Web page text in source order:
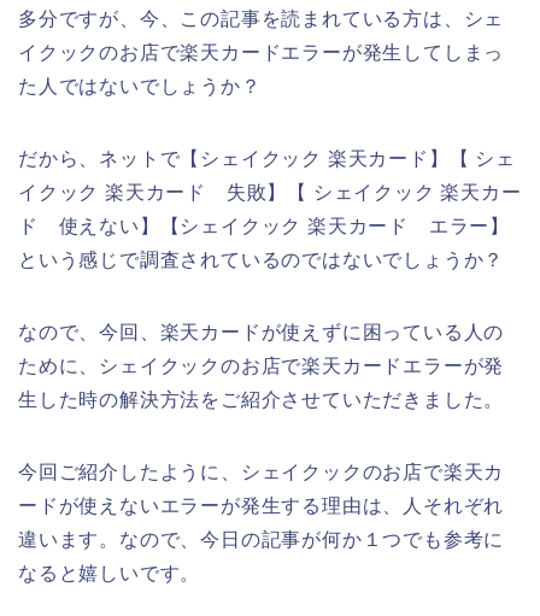
多分ですが、今、この記事を読まれている方は、シェ
イクックのお店で楽天カードエラーが発生してしまっ
た人ではないでしょうか？
だから、ネットで【シェイクック 楽天カード】【 シェ
イクック 楽天カード 失敗】【 シェイクック 楽天カー
ド 使えない】【シェイクック 楽天カード エラー】
という感じで調査されているのではないでしょうか？
なので、今回、楽天カードが使えずに困っている人の
ために、シェイクックのお店で楽天カードエラーが発
生した時の解決方法をご紹介させていただきました。
今回ご紹介したように、シェイクックのお店で楽天カ
ードが使えないエラーが発生する理由は、人それぞれ
違います。なので、今日の記事が何か１つでも参考に
なると嬉しいです。